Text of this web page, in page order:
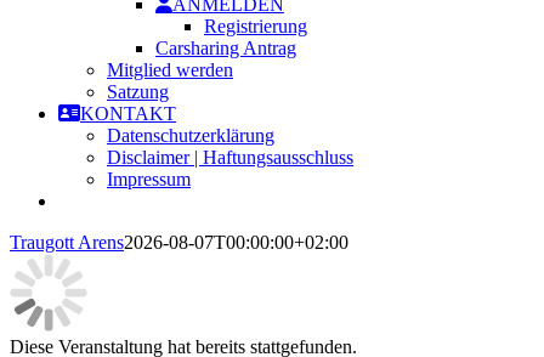
ANMELDEN
Registrierung
Carsharing Antrag
Mitglied werden
Satzung
KONTAKT
Datenschutzerklärung
Disclaimer | Haftungsausschluss
Impressum
Traugott Arens2026-08-07T00:00:00+02:00
Diese Veranstaltung hat bereits stattgefunden.